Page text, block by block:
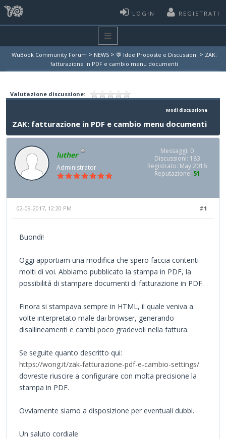
LOGIN REGISTRATI
WuBook Community Forum > NEWS > 💬 Idee Proposte e Discussioni > ZAK:
fatturazione in PDF e cambio menu documenti
Valutazione discussione:
Modi discussione
ZAK: fatturazione in PDF e cambio menu documenti
luther
Administrator
Messaggi: 0
Discussioni: 183
Registrato: May 2016
Reputazione: 51
#1
02-09-2017, 12:20 PM
Buondi!
Oggi apportiam una modifica che spero faccia contenti
molti di voi. Abbiamo pubblicato la stampa in PDF, la
possibilitá di stampare documenti di fatturazione in PDF.
Finora si stampava sempre in HTML, il quale veniva a
volte interpretato male dai browser, generando
disallineamenti e cambi poco gradevoli nella fattura.
Se seguite quanto descritto qui:
https://wong.it/zak-fatturazione-pdf-e-cambio-settings/
dovreste riuscire a configurare con molta precisione la
stampa in PDF.
Ovviamente siamo a disposizione per eventuali dubbi.
Un saluto cordiale